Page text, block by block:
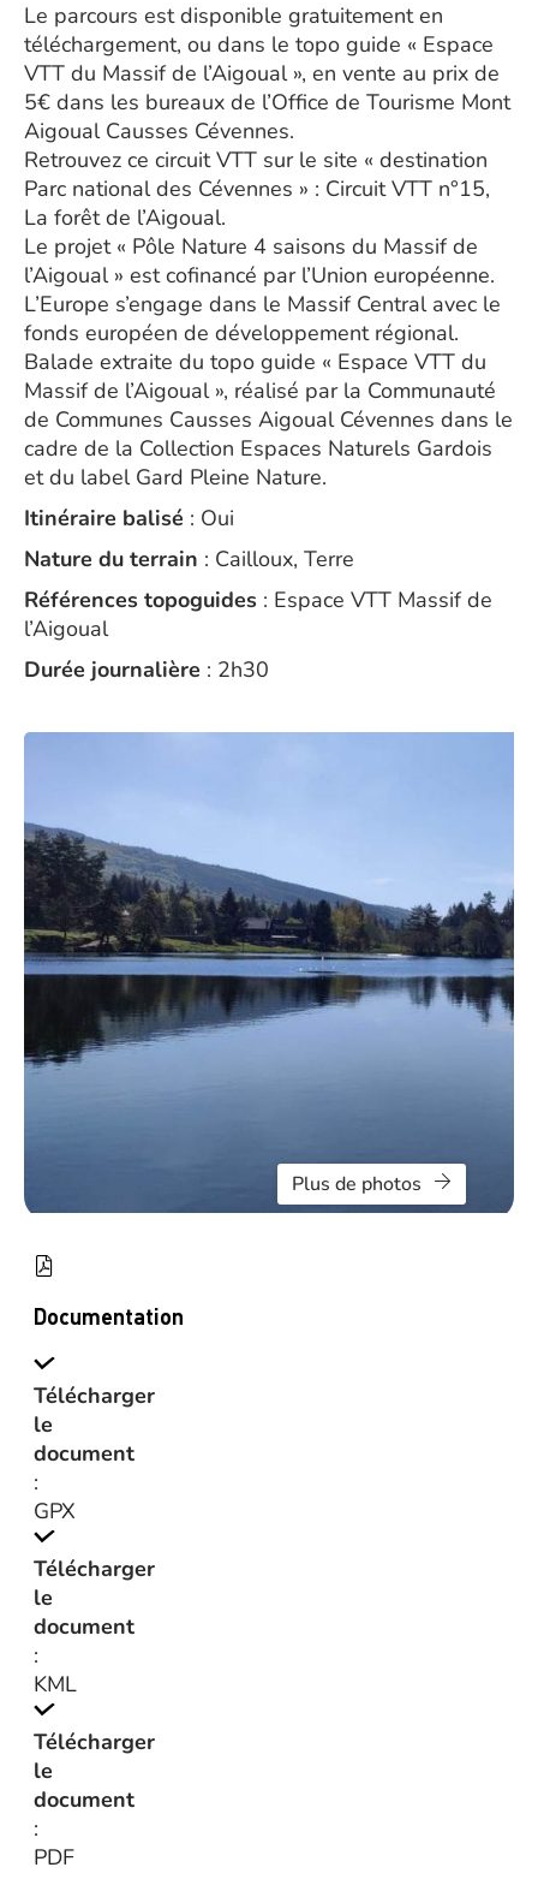
Le parcours est disponible gratuitement en
téléchargement, ou dans le topo guide « Espace
VTT du Massif de l’Aigoual », en vente au prix de
5€ dans les bureaux de l’Office de Tourisme Mont
Aigoual Causses Cévennes.
Retrouvez ce circuit VTT sur le site « destination
Parc national des Cévennes » : Circuit VTT n°15,
La forêt de l’Aigoual.
Le projet « Pôle Nature 4 saisons du Massif de
l’Aigoual » est cofinancé par l’Union européenne.
L’Europe s’engage dans le Massif Central avec le
fonds européen de développement régional.
Balade extraite du topo guide « Espace VTT du
Massif de l’Aigoual », réalisé par la Communauté
de Communes Causses Aigoual Cévennes dans le
cadre de la Collection Espaces Naturels Gardois
et du label Gard Pleine Nature.
Itinéraire balisé : Oui
Nature du terrain : Cailloux, Terre
Références topoguides : Espace VTT Massif de
l’Aigoual
Durée journalière : 2h30
Plus de photos
Documentation
Télécharger
le
document
:
GPX
Télécharger
le
document
:
KML
Télécharger
le
document
:
PDF